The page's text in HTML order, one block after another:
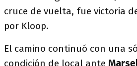
cruce de vuelta, fue victoria
por Kloop.
El camino continuó con una
condición de local ante